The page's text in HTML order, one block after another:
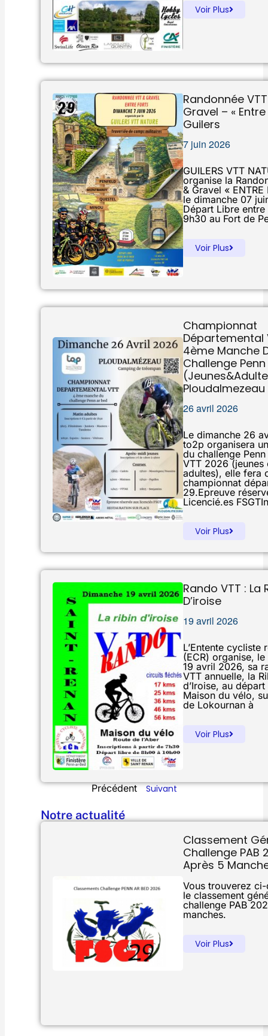
Voir Plus
Randonnée
Gravel – «
Guilers
7 juin 2026
GUILERS VTT
organise la
& Gravel « ENTRE
le dimanche 07
Départ Libre
9h30 au Fort de
Voir Plus
Championnat
Départemental
4ème Manche
Challenge
Ploudalmezeau
26 avril 2026
Le dimanche 26
to2p organisera
du challenge
VTT 2026 (jeunes
adultes), elle fera
championnat
29.Epreuve
Licencié.es
Voir Plus
Rando VTT : La
D’iroise
19 avril 2026
L’Entente cycliste
(ECR) organise,
19 avril 2026, sa
VTT annuelle, la
d’Iroise, au
Maison du vélo,
de Lokournan à
Voir Plus
Précédent Suivant
Notre actualité
Classement
Challenge PAB
Après 5
Vous trouverez
le classement
challenge PAB
manches.
Voir Plus